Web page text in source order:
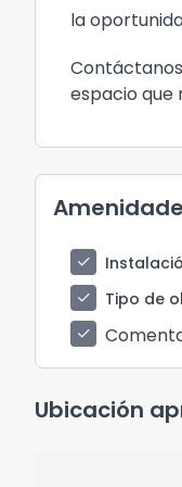
la
espacio que
check
check
Tipo de
check
Ubicación